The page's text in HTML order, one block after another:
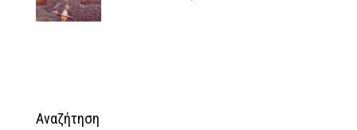
Αναζήτηση